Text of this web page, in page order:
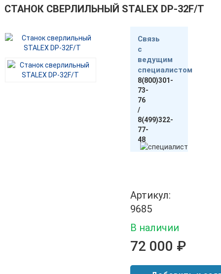
СТАНОК СВЕРЛИЛЬНЫЙ STALEX DP-32F/T
Связь
с
ведущим
специалистом
8(800)301-
73-
76
/
8(499)322-
77-
48
Артикул:
9685
В наличии
72 000 ₽